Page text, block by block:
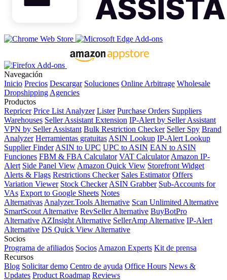
Navegación
Inicio Precios Descargar Soluciones Online Arbitrage Wholesale
Dropshipping Agencies
Productos
Repricer Price List Analyzer Lister Purchase Orders Suppliers
Warehouses Seller Assistant Extension IP-Alert by Seller Assistant
VPN by Seller Assistant Bulk Restriction Checker Seller Spy Brand
Analyzer Herramientas gratuitas ASIN Lookup IP-Alert Lookup
Supplier Finder ASIN to UPC UPC to ASIN EAN to ASIN
Funciones FBM & FBA Calculator VAT Calculator Amazon IP-
Alert Side Panel View Amazon Quick View Storefront Widget
Alerts & Flags Restrictions Checker Sales Estimator Offers
Variation Viewer Stock Checker ASIN Grabber Sub-Accounts for
VAs Export to Google Sheets Notes
Alternativas Analyzer.Tools Alternative Scan Unlimited Alternative
SmartScout Alternative RevSeller Alternative BuyBotPro
Alternative AZInsight Alternative SellerAmp Alternative IP-Alert
Alternative DS Quick View Alternative
Socios
Programa de afiliados Socios Amazon Experts Kit de prensa
Recursos
Blog Solicitar demo Centro de ayuda Office Hours News &
Updates Product Roadmap Reviews